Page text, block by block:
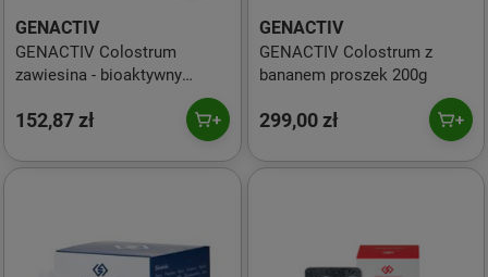
GENACTIV
GENACTIV Colostrum
zawiesina - bioaktywny
liofilizat 2h 500 mg - 150 ml
152,87 zł
GENACTIV
GENACTIV Colostrum z
bananem proszek 200g
299,00 zł